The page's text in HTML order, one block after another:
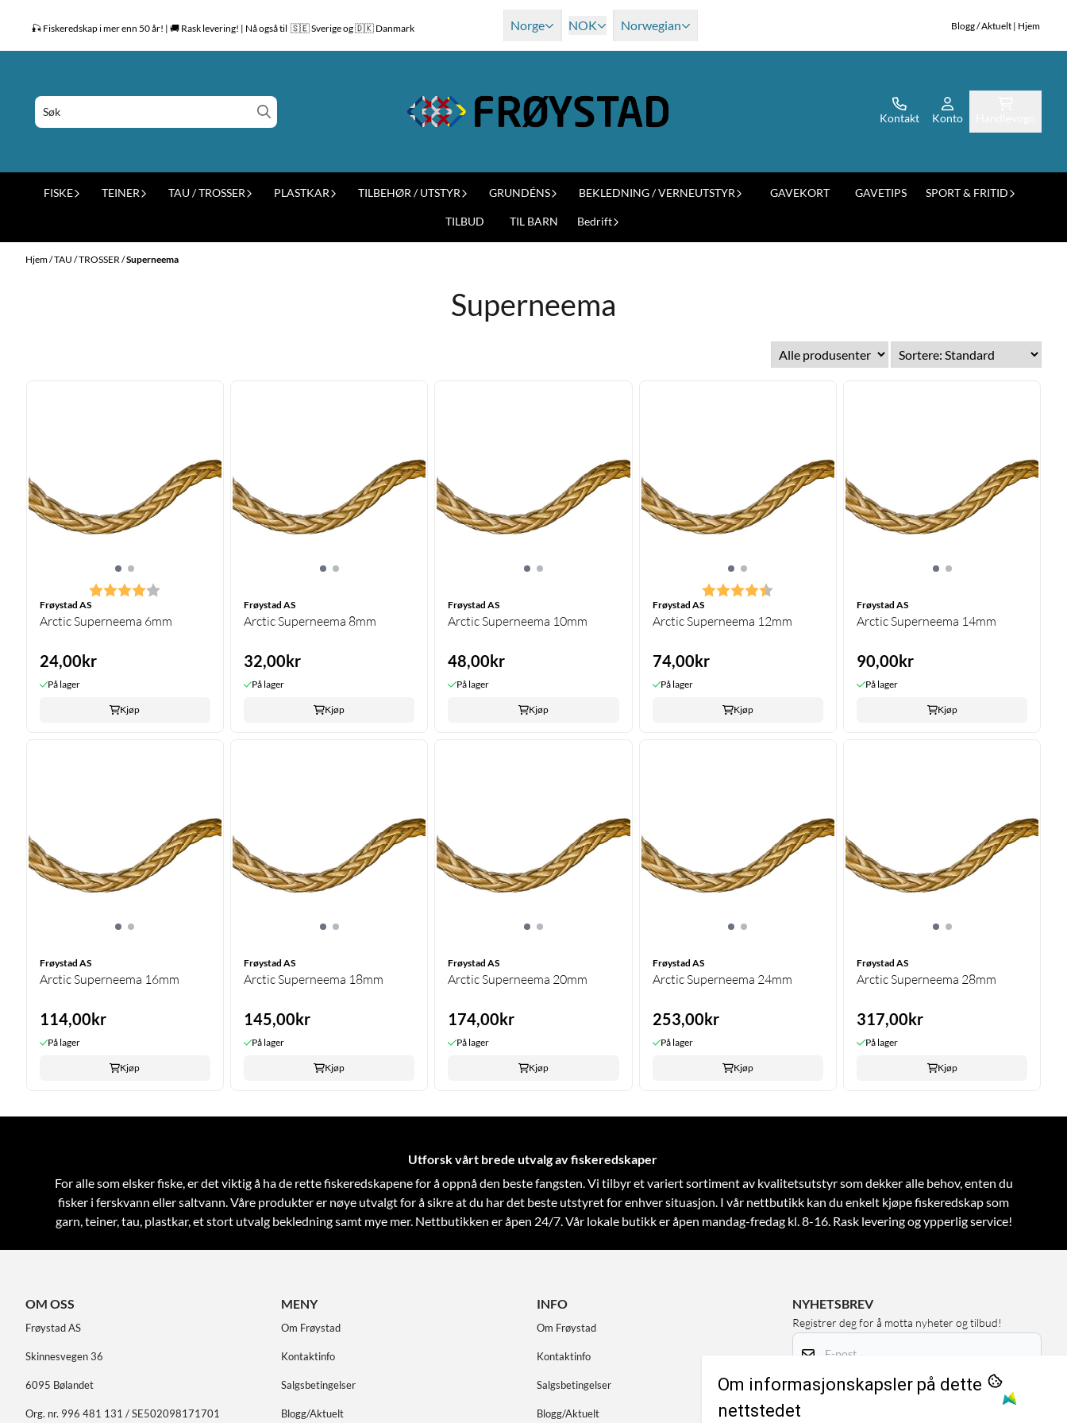
🎣 Fiskeredskap i mer enn 50 år! | 🚚 Rask levering! | Nå også til 🇸🇪 Sverige og 🇩🇰 Danmark Norge NOK Norwegian Blogg / Aktuelt | Hjem
Kontakt Konto
FISKE TEINER TAU / TROSSER PLASTKAR TILBEHØR / UTSTYR GRUNDÉNS BEKLEDNING / VERNEUTSTYR GAVEKORT GAVETIPS SPORT & FRITID
TILBUD TIL BARN Bedrift
Hjem/TAU / TROSSER/Superneema
Superneema
Karakter:
Frøystad AS
Arctic Superneema 6mm
24,00kr
På lager
Kjøp
Frøystad AS
Arctic Superneema 8mm
32,00kr
På lager
Kjøp
Frøystad AS
Arctic Superneema 10mm
48,00kr
På lager
Kjøp
Karakter:
Frøystad AS
Arctic Superneema 12mm
74,00kr
På lager
Kjøp
Frøystad AS
Arctic Superneema 14mm
90,00kr
På lager
Kjøp
Frøystad AS
Arctic Superneema 16mm
114,00kr
På lager
Kjøp
Frøystad AS
Arctic Superneema 18mm
145,00kr
På lager
Kjøp
Frøystad AS
Arctic Superneema 20mm
174,00kr
På lager
Kjøp
Frøystad AS
Arctic Superneema 24mm
253,00kr
På lager
Kjøp
Frøystad AS
Arctic Superneema 28mm
317,00kr
På lager
Kjøp
Utforsk vårt brede utvalg av fiskeredskaper
For alle som elsker fiske, er det viktig å ha de rette fiskeredskapene for å oppnå den beste fangsten. Vi tilbyr et variert sortiment av kvalitetsutstyr som dekker alle behov, enten du
fisker i ferskvann eller saltvann. Våre produkter er nøye utvalgt for å sikre at du har det beste utstyret for enhver situasjon. I vår nettbutikk kan du enkelt kjøpe fiskeredskap som
garn, teiner, tau, plastkar, et stort utvalg bekledning samt mye mer. Nettbutikken er åpen 24/7. Vår lokale butikk er åpen mandag-fredag kl. 8-16. Rask levering og ypperlig service!
OM OSS
Frøystad AS
Skinnesvegen 36
6095 Bølandet
Org. nr. 996 481 131 / SE502098171701
MENY
Om Frøystad
Kontaktinfo
Salgsbetingelser
Blogg/Aktuelt
INFO
Om Frøystad
Kontaktinfo
Salgsbetingelser
Blogg/Aktuelt
NYHETSBREV
Registrer deg for å motta nyheter og tilbud!
E-post
Om informasjonskapsler på dette
nettstedet